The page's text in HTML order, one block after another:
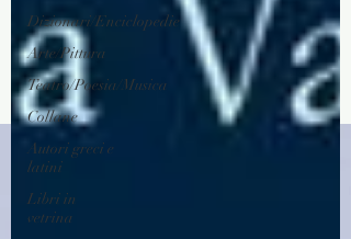
Dizionari/Enciclopedie
Arte/Pittura
Teatro/Poesia/Musica
Collane
Autori greci e
latini
Libri in
vetrina